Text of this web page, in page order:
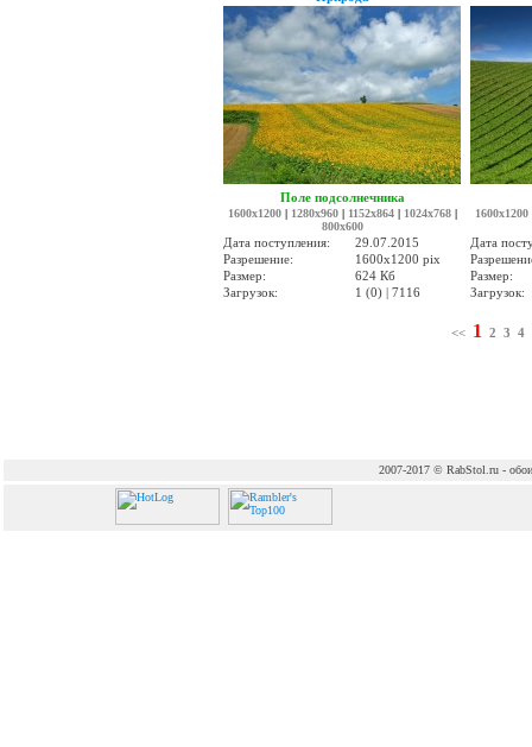
Поле подсолнечника
1600x1200| 1280x960| 1152x864| 1024x768|
800x600
Дата поступления:
29.07.2015
Разрешение:
1600x1200 pix
Размер:
624 Кб
Загрузок:
1 (0) | 7116
1600x1200
Дата
Размер:
Загрузок:
<< 1 2 3 4
2007-2017 © RabStol.ru - обои